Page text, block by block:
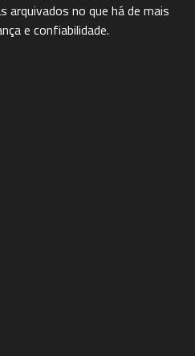
arquivados no que há de mais
e confiabilidade.